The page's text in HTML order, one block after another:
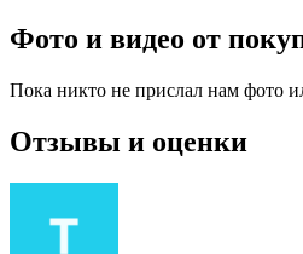
Фото и видео от
Пока никто не прислал нам фото
Отзывы и оценки